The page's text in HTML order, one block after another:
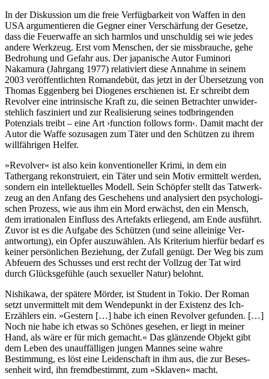
In der Diskussion um die freie Verfügbarkeit von Waffen in den
USA argumen­tieren die Gegner einer Verschär­fung der Gesetze,
dass die Feuerwaffe an sich harmlos und unschuldig sei wie jedes
andere Werkzeug. Erst vom Menschen, der sie miss­brauche, gehe
Bedrohung und Gefahr aus. Der japanische Autor Fuminori
Nakamura (Jahrgang 1977) relati­viert diese Annahme in seinem
2003 veröf­fentlich­ten Romandebüt, das jetzt in der Überset­zung von
Thomas Eggen­berg bei Diogenes erschienen ist. Er schreibt dem
Revolver eine intrinsi­sche Kraft zu, die seinen Betrachter unwider­
stehlich fasziniert und zur Realisie­rung seines tod­bringen­den
Potenzials treibt – eine Art ›function follows form‹. Damit macht der
Autor die Waffe sozusagen zum Täter und den Schützen zu ihrem
will­fähri­gen Helfer.
»Revolver« ist also kein konventioneller Krimi, in dem ein
Tathergang rekon­struiert, ein Täter und sein Motiv ermittelt werden,
sondern ein intellek­tuelles Modell. Sein Schöpfer stellt das Tatwerk­
zeug an den Anfang des Geschehens und analysiert den psy­chologi­
schen Prozess, wie aus ihm ein Mord erwächst, den ein Mensch,
dem irratio­nalen Einfluss des Artefakts erliegend, am Ende ausführt.
Zuvor ist es die Aufgabe des Schützen (und seine alleinige Ver­
antwor­tung), ein Opfer auszu­wählen. Als Kriterium hierfür bedarf es
keiner persön­lichen Beziehung, der Zufall genügt. Der Weg bis zum
Abfeuern des Schusses und erst recht der Vollzug der Tat wird
durch Glücks­gefühle (auch sexueller Natur) belohnt.
Nishikawa, der spätere Mörder, ist Student in Tokio. Der Roman
setzt unver­mittelt mit dem Wende­punkt in der Existenz des Ich-
Erzählers ein. »Gestern […] habe ich einen Revolver gefunden. […]
Noch nie habe ich etwas so Schönes gesehen, er liegt in meiner
Hand, als wäre er für mich gemacht.« Das glänzende Objekt gibt
dem Leben des un­auffäl­ligen jungen Mannes seine wahre
Bestimmung, es löst eine Leiden­schaft in ihm aus, die zur Beses­
senheit wird, ihn fremd­bestimmt, zum »Sklaven« macht.